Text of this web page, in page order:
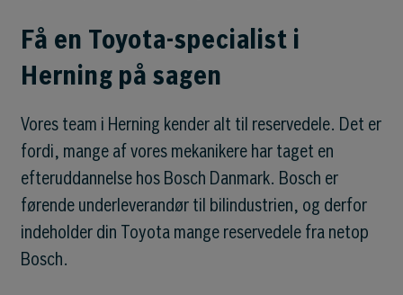
Få en Toyota-specialist i
Herning på sagen
Vores team i Herning kender alt til reservedele. Det er
fordi, mange af vores mekanikere har taget en
efteruddannelse hos Bosch Danmark. Bosch er
førende underleverandør til bilindustrien, og derfor
indeholder din Toyota mange reservedele fra netop
Bosch.